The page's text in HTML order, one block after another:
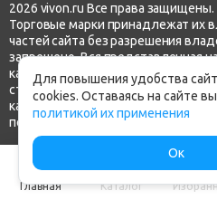
Главная Каталог
2026 vivon.ru Все права защищены.
Торговые марки принадлежат их
частей сайта без разрешения
запрещено. Вся представленная
касающаяся технических
стоимости товаров, носит
каких условиях не является
положениями ч.2 ст. 437
Для повышения удобства
cookies. Оставаясь на сайте
политикой их применения
Ок